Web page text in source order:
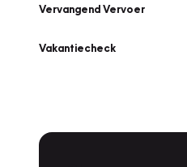
Vervangend Vervoer
Vakantiecheck